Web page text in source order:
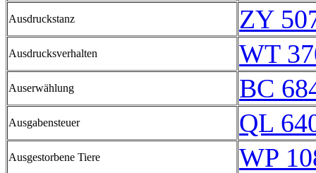
Ausdruckstanz ZY
Ausdrucksverhalten WT
Auserwählung BC
Ausgabensteuer QL
Ausgestorbene Tiere WP